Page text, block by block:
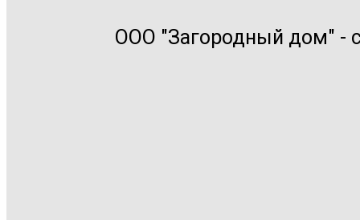
ООО "Загородный дом" -